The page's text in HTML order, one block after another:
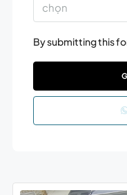
chọn
By submitting this